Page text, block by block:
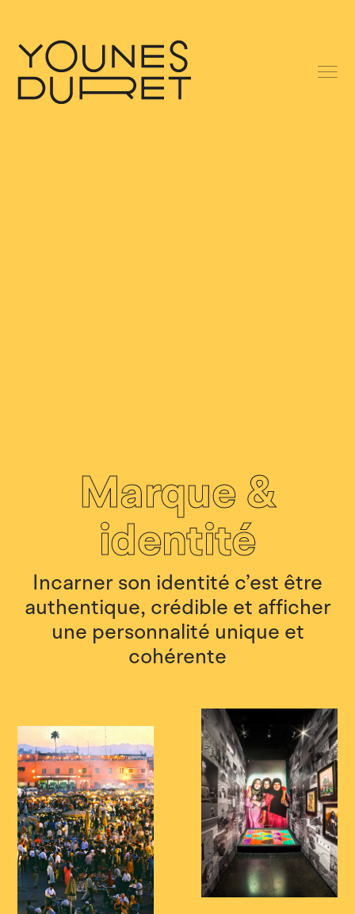
Marque &
identité
Incarner son identité c’est être
authentique, crédible et afficher
une personnalité unique et
cohérente